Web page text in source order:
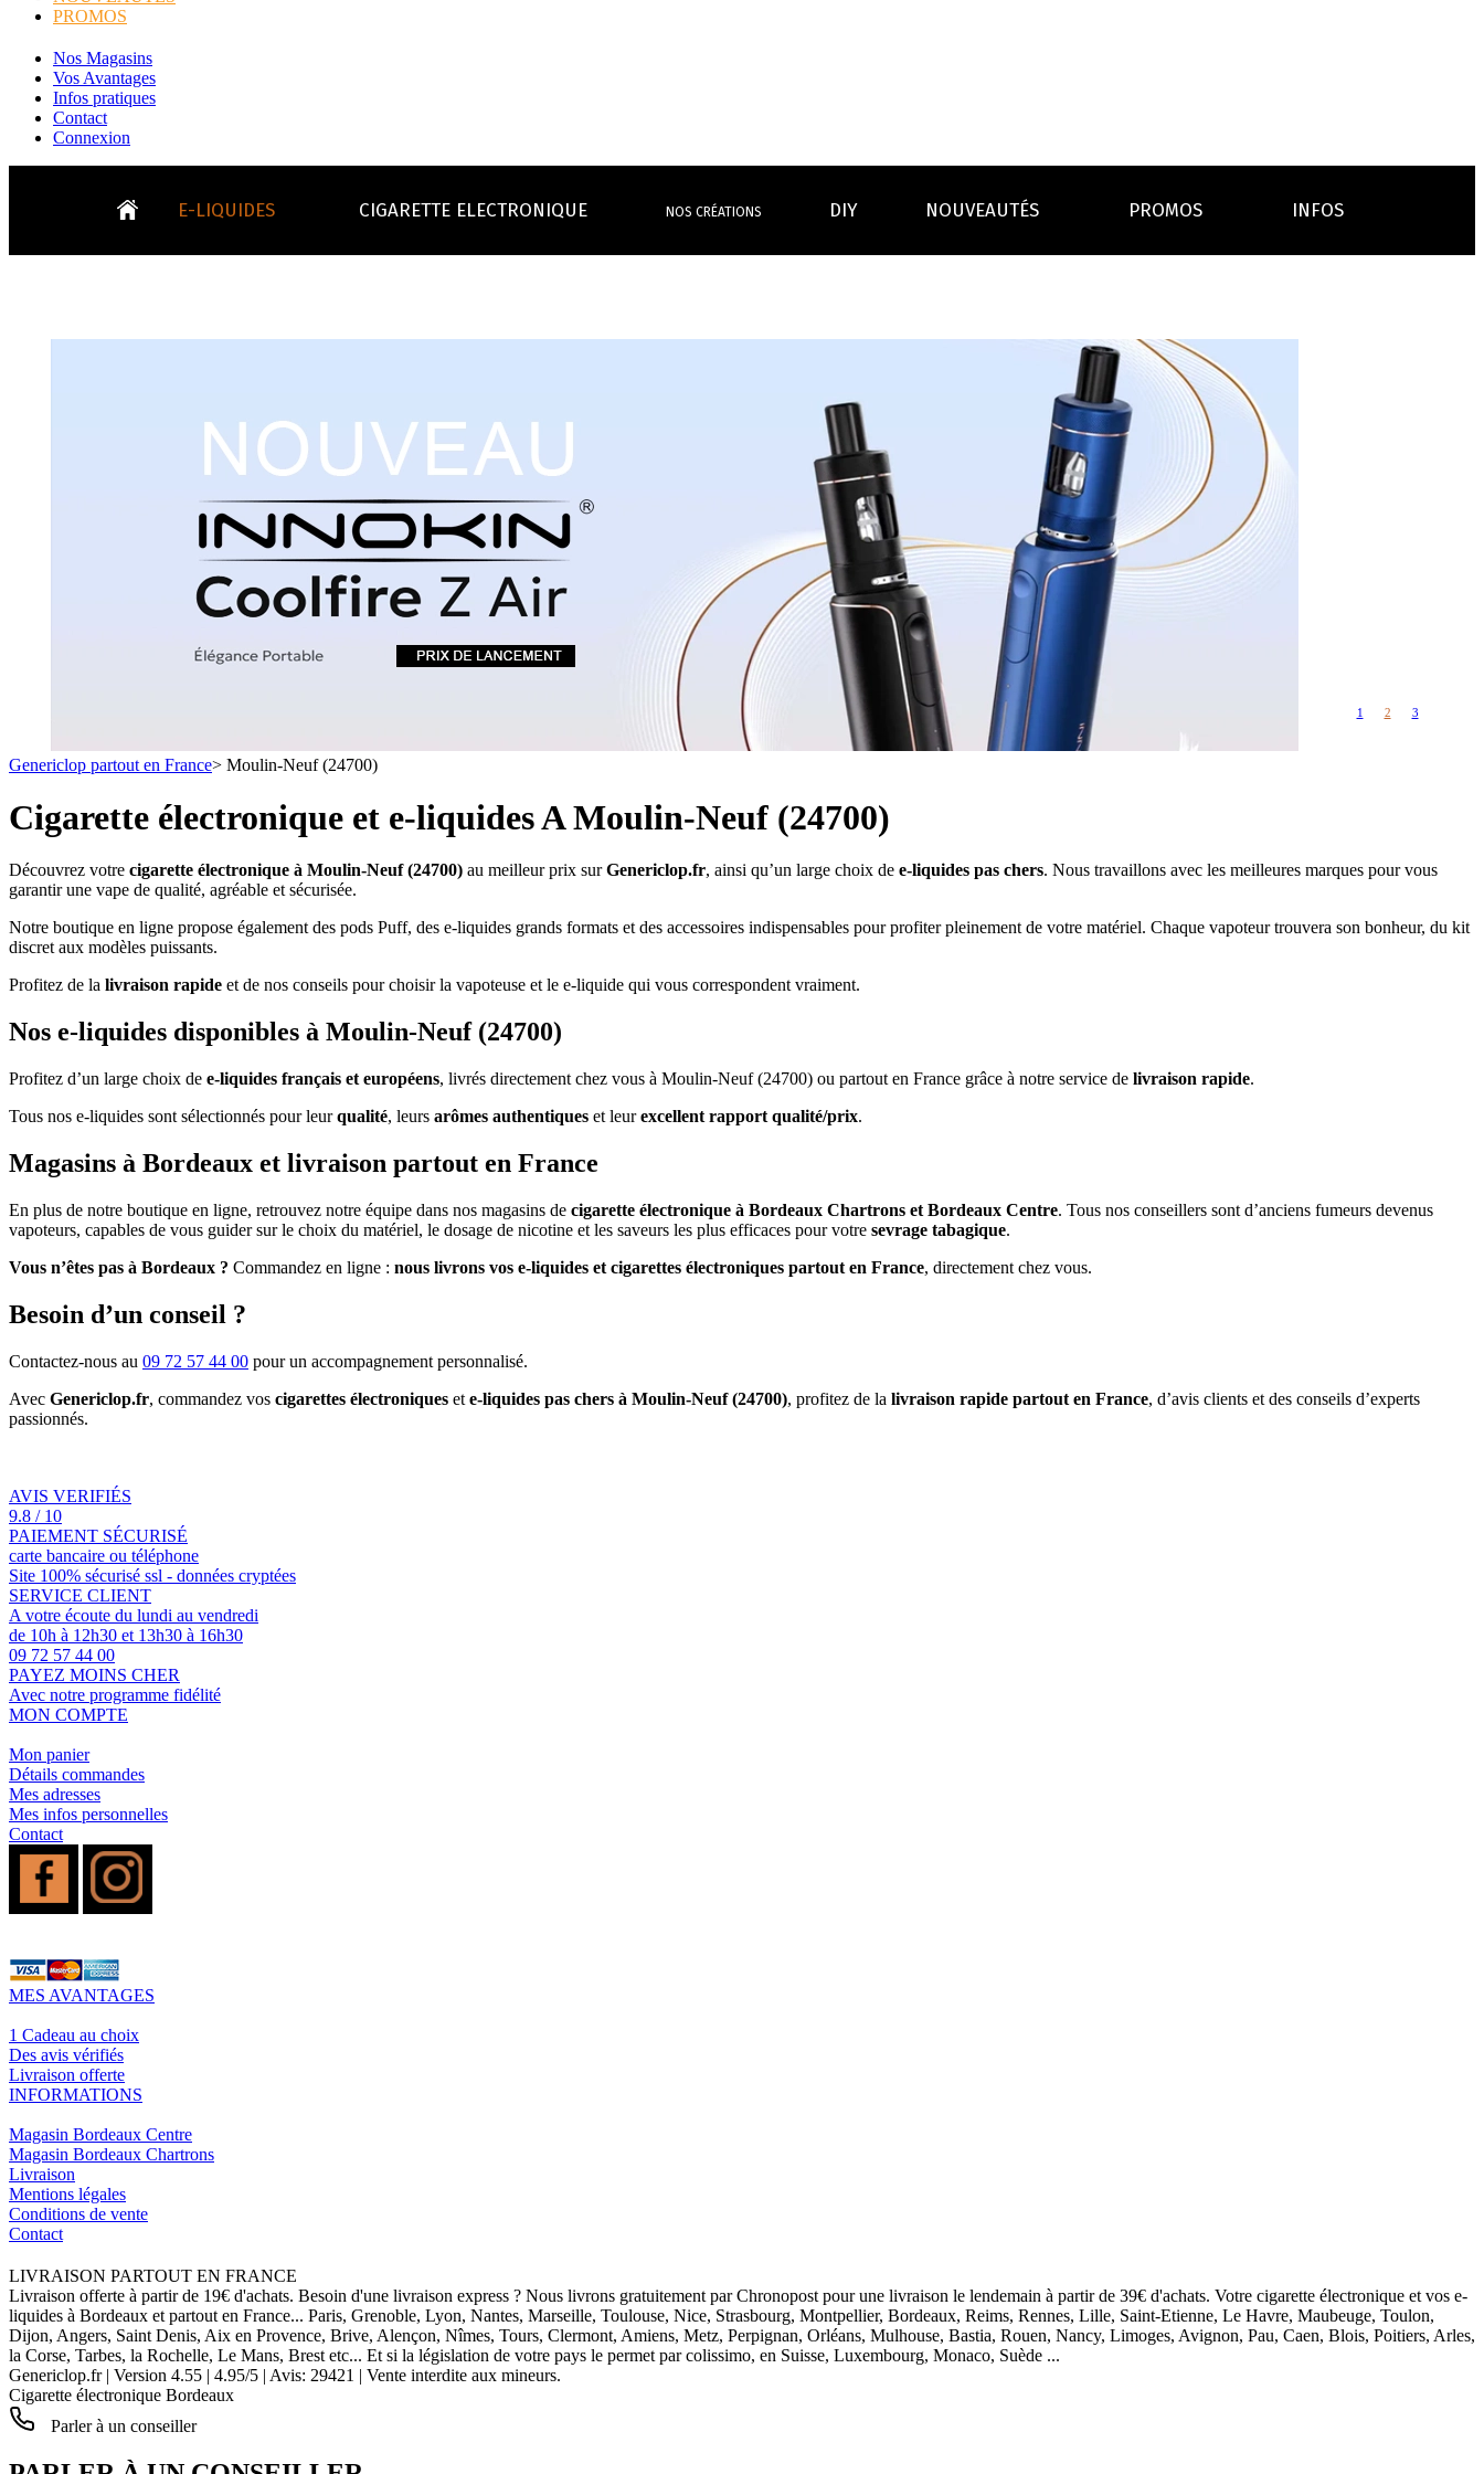
PROMOS
Nos Magasins
Vos Avantages
Infos pratiques
Contact
Connexion
E-LIQUIDES
Boosters
TOUS LES E-LIQUIDES
- VÉGÉTAL/NATUREL
- SELS DE NICOTINE
- FORMATS ÉCONOMIQUES
- LES PLUS VENDUS
- LES PACKS PROMOS
- RECHERCHE AVANCÉE
MAXI FORMATS
100ml et +
GRANDS FORMATS
50ml
PETITS FORMATS
CIGARETTE ELECTRONIQUE
Formats classiques
Formats Boxs
simple d'emploi
Toutes les marques
Eleaf, Aspire,
Smok, Innokin, Joyetech ...
LES MINI-CLOPES
Pods & Formats Poche
Les Accus
piles
pour boxs
Toutes les Résistances
coils, têtes d’atomiseurs,
Les cartouches
pour pods
RBA Reconstructible
Drip Tip
embouts, becs
Chargeurs
câbles, secteurs
Rangements
étuis, housses
rechange
NOS CRÉATIONS DIY NOUVEAUTÉS PROMOS INFOS
LE BLOG
- INFOS GENERICLOP
- INFOS VAPE
- LES ASTUCES
- FOCUS PRODUIT
- LES MEDECINS
VOS AVANTAGES
Livraison offerte
1 Cadeau au choix
Un problème, une question ?
Quel kit de cigarette choisir ?
Quel E-liquide choisir ?
Quelle Accu choisir ?
Le végétol c'est quoi ?
Voir tout
Emission "C'est dans l'air"
Reportage Vox Pop ARTE
Interview France Bleu Genericlop
1 2 3
Genericlop partout en France> Moulin-Neuf (24700)
Cigarette électronique et e-liquides A Moulin-Neuf (24700)
Découvrez votre cigarette électronique à Moulin-Neuf (24700) au meilleur prix surGenericlop.fr, ainsi qu’un large choix de e-liquides pas chers. Nous travaillons avec les meilleures marques pour vous
garantir une vape de qualité, agréable et sécurisée.
Notre boutique en ligne propose également des pods Puff, des e-liquides grands formats et des accessoires indispensables pour profiter pleinement de votre matériel. Chaque vapoteur trouvera son bonheur, du kit
discret aux modèles puissants.
Profitez de la livraison rapide et de nos conseils pour choisir la vapoteuse et le e-liquide qui vous correspondent vraiment.
Nos e-liquides disponibles à Moulin-Neuf (24700)
Profitez d’un large choix de e-liquides français et européens, livrés directement chez vous à Moulin-Neuf (24700) ou partout en France grâce à notre service de livraison rapide.
Tous nos e-liquides sont sélectionnés pour leurqualité, leurs arômes authentiques et leurexcellent rapport qualité/prix.
Magasins à Bordeaux et livraison partout en France
En plus de notre boutique en ligne, retrouvez notre équipe dans nos magasins de cigarette électronique à Bordeaux Chartrons et Bordeaux Centre. Tous nos conseillers sont d’anciens fumeurs devenus
vapoteurs, capables de vous guider sur le choix du matériel, le dosage de nicotine et les saveurs les plus efficaces pour votre sevrage tabagique.
Vous n’êtes pas à Bordeaux ? Commandez en ligne : nous livrons vos e-liquides et cigarettes électroniques partout en France, directement chez vous.
Besoin d’un conseil ?
Contactez-nous au 09 72 57 44 00 pour un accompagnement personnalisé.
Avec Genericlop.fr, commandez vos cigarettes électroniques et e-liquides pas chers à Moulin-Neuf (24700), profitez de la livraison rapide partout en France, d’avis clients et des conseils d’experts
passionnés.
AVIS VERIFIÉS
9.8 / 10
PAIEMENT SÉCURISÉ
carte bancaire ou téléphone
Site 100% sécurisé ssl - données cryptées
SERVICE CLIENT
A votre écoute du lundi au vendredi
de 10h à 12h30 et 13h30 à 16h30
09 72 57 44 00
PAYEZ MOINS CHER
Avec notre programme fidélité
MON COMPTE
Mon panier
Détails commandes
Mes adresses
Mes infos personnelles
Contact
MES AVANTAGES
1 Cadeau au choix
Des avis vérifiés
Livraison offerte
INFORMATIONS
Magasin Bordeaux Centre
Magasin Bordeaux Chartrons
Livraison
Mentions légales
Conditions de vente
Contact
LIVRAISON PARTOUT EN FRANCE
Livraison offerte à partir de 19€ d'achats. Besoin d'une livraison express ? Nous livrons gratuitement par Chronopost pour une livraison le lendemain à partir de 39€ d'achats. Votre cigarette électronique et vos e-
liquides à Bordeaux et partout en France... Paris, Grenoble, Lyon, Nantes, Marseille, Toulouse, Nice, Strasbourg, Montpellier, Bordeaux, Reims, Rennes, Lille, Saint-Etienne, Le Havre, Maubeuge, Toulon,
Dijon, Angers, Saint Denis, Aix en Provence, Brive, Alençon, Nîmes, Tours, Clermont, Amiens, Metz, Perpignan, Orléans, Mulhouse, Bastia, Rouen, Nancy, Limoges, Avignon, Pau, Caen, Blois, Poitiers, Arles,
la Corse, Tarbes, la Rochelle, Le Mans, Brest etc... Et si la législation de votre pays le permet par colissimo, en Suisse, Luxembourg, Monaco, Suède ...
Genericlop.fr| Version 4.55 | 4.95/5 | Avis: 29421 | Vente interdite aux mineurs.
Cigarette électronique Bordeaux
Parler à un conseiller